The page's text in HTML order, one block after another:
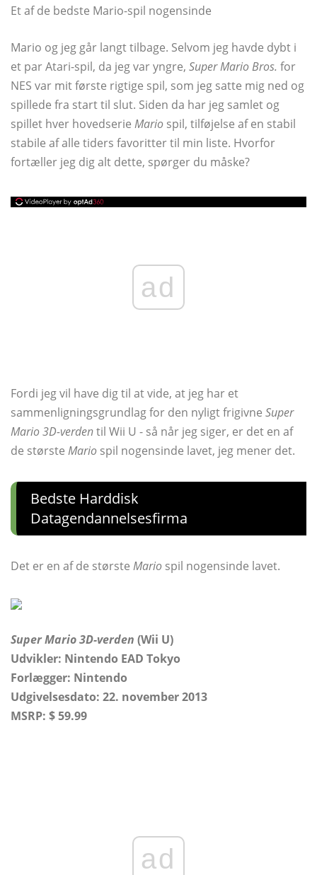
Et af de bedste Mario-spil nogensinde
Mario og jeg går langt tilbage. Selvom jeg havde dybt i
et par Atari-spil, da jeg var yngre, Super Mario Bros. for
NES var mit første rigtige spil, som jeg satte mig ned og
spillede fra start til slut. Siden da har jeg samlet og
spillet hver hovedserie Mario spil, tilføjelse af en stabil
stabile af alle tiders favoritter til min liste. Hvorfor
fortæller jeg dig alt dette, spørger du måske?
ad
Fordi jeg vil have dig til at vide, at jeg har et
sammenligningsgrundlag for den nyligt frigivne Super
Mario 3D-verdentil Wii U - så når jeg siger, er det en af ​​
de største Mario spil nogensinde lavet, jeg mener det.
Bedste Harddisk
Datagendannelsesfirma
Det er en af ​​de største Mario spil nogensinde lavet.
Super Mario 3D-verden (Wii U)
Udvikler: Nintendo EAD Tokyo
Forlægger: Nintendo
Udgivelsesdato: 22. november 2013
MSRP: $ 59.99
ad